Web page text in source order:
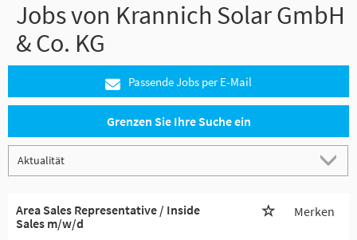
Jobs von Krannich Solar GmbH
& Co. KG
Passende Jobs per E-Mail
Grenzen Sie Ihre Suche ein
Area Sales Representative / Inside
Sales m/w/d
Merken